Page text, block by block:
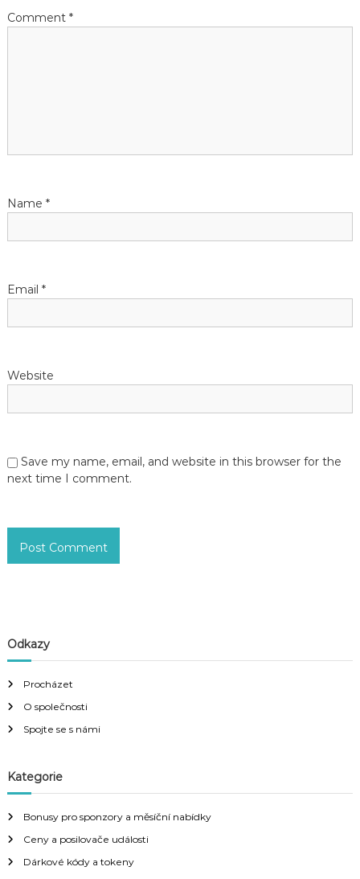
i
o
Comment *
Name *
Email *
Website
Save my name, email, and website in this browser for the
next time I comment.
Odkazy
Procházet
O společnosti
Spojte se s námi
Kategorie
Bonusy pro sponzory a měsíční nabídky
Ceny a posilovače události
Dárkové kódy a tokeny